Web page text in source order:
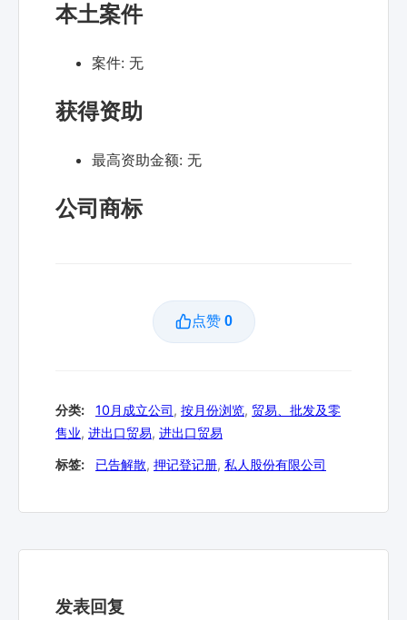
本土案件
案件: 无
获得资助
最高资助金额: 无
公司商标
点赞 0
分类: 10月成立公司, 按月份浏览, 贸易、批发及零
售业, 进出口贸易, 进出口贸易
标签: 已告解散, 押记登记册, 私人股份有限公司
发表回复